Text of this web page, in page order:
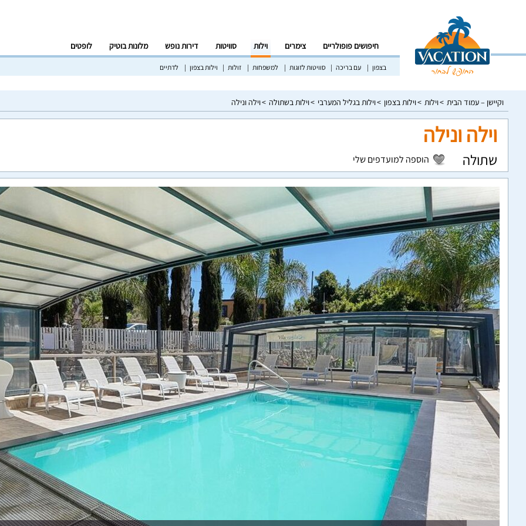
חיפושים פופולריים צימרים וילות סוויטות דירות נופש מלונות בוטיק לופטים
בצפון עם בריכה סוויטות לזוגות למשפחות זולות וילות בצפון לדתיים
וקיישן – עמוד הבית וילות וילות בצפון וילות בגליל המערבי וילות בשתולה וילה ונילה
וילה ונילה
שתולה הוספה למועדפים שלי